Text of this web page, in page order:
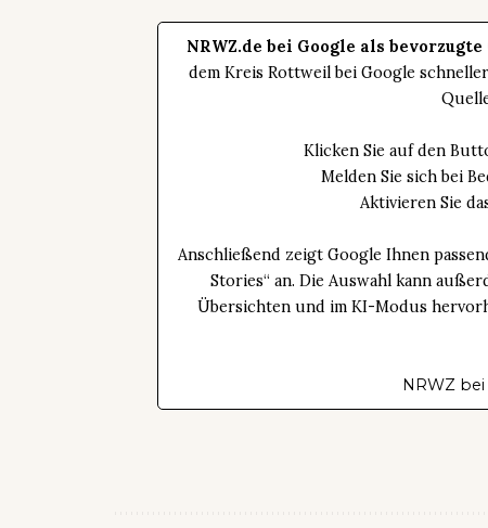
NRWZ.de bei Google als
dem Kreis Rottweil bei Google
Klicken Sie auf den
Melden Sie sich bei
Aktivieren Sie
Anschließend zeigt Google Ihnen
Stories“ an. Die Auswahl kann
Übersichten und im KI-Modus
NRWZ